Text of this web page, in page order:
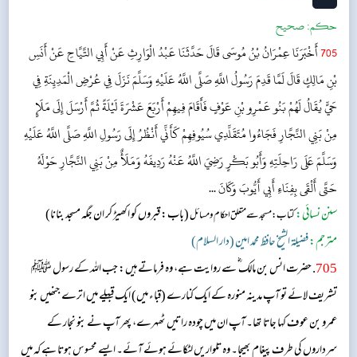
حکم:صحیح
705أَخْبَرَنَا عِمْرَانُ بْنُ مُوسَى قَالَ حَدَّثَنَا عَبْدُ الْوَارِثِ عَنْ أَبِي التَّيَّاحِ عَنْ أَنَسِ
بْنِ مَالِكٍ قَالَ لَمَّا قَدِمَ رَسُولُ اللَّهِ صَلَّى اللَّهُ عَلَيْهِ وَسَلَّمَ نَزَلَ فِي عُرْضِ الْمَدِيِنَةِ فِي
حَيٍّ يُقَالُ لَهُمْ بَنُو عَمْرِو بْنِ عَوْفٍ فَأَقَامَ فِيهِمْ أَرْبَعَ عَشْرَةَ لَيْلَةً ثُمَّ أَرْسَلَ إِلَى مَلَإٍ
مِنْ بَنِي النَّجَّارِ فَجَاءُوا مُتَقَلِّدِي سُيُوفِهِمْ كَأَنِّي أَنْظُرُ إِلَى رَسُولِ اللَّهِ صَلَّى اللَّهُ عَلَيْهِ
وَسَلَّمَ عَلَى رَاحِلَتِهِ وَأَبُو بَكْرٍ رَضِيَ اللَّهُ عَنْهُ رَدِيفَهُ وَمَلَأٌ مِنْ بَنِي النَّجَّارِ حَوْلَهُ
حَتَّى أَلْقَى بِفِنَاءِ أَبِي أَيُّوبَ وَكَانَ ...
سنن نسائی:کتاب: مسجد سے متعلق احکام و مسائل(باب: قبروں کو اکھیڑ کر ان جگہ مسجد بنانا)
مترجم:فضیلۃ الشیخ حافظ محمد امین (دار السلام)
705 . حضرت انس بن مالک ؓ سے روایت ہے، وہ فرماتے ہیں: جب اللہ کے رسول ﷺ
تشریف لائے تو آپ مدینہ منورہ کے ایک کنارے (قباء میں) ایک قبیلے میں اترے جنھیں بنو
عمرو بن عوف کہا جاتا تھا۔ آپ ان میں چودہ راتیں ٹھہرے، پھر آپ نے بنو نجار کے
سرداروں کی طرف پیغام بھیجا۔ وہ تلواریں لٹکائے ہوئے آئے۔ ایسے محسوس ہوتا ہے کہ میں